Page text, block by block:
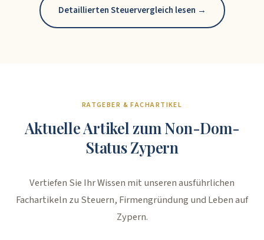
Detaillierten Steuervergleich lesen →
RATGEBER & FACHARTIKEL
Aktuelle Artikel zum Non-Dom-
Status Zypern
Vertiefen Sie Ihr Wissen mit unseren ausführlichen
Fachartikeln zu Steuern, Firmengründung und Leben auf
Zypern.